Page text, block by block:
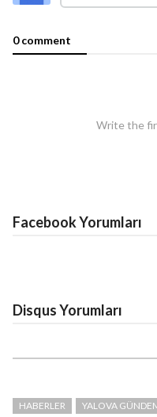
0 comment
Write the
Facebook Yorumları
Disqus Yorumları
HABERLER YALOVA